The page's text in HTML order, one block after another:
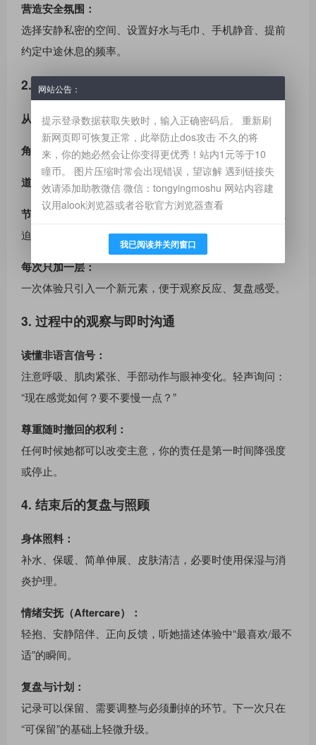
营造安全氛围：
选择安静私密的空间、设置好水与毛巾、手机静音、提前
约定中途休息的频率。
2. 从她的兴趣点温和试水
从最轻量的元素开始：
角色语言：轻度的称呼与指令，避免羞辱式内容。
道具替代：用柔软眼罩、丝巾进行感官遮蔽体验。
节奏控制：把“等待”“许可”“引导”做成情绪张力，而不是强
迫。
每次只加一层：
一次体验只引入一个新元素，便于观察反应、复盘感受。
3. 过程中的观察与即时沟通
读懂非语言信号：
注意呼吸、肌肉紧张、手部动作与眼神变化。轻声询问：
“现在感觉如何？要不要慢一点？”
尊重随时撤回的权利：
任何时候她都可以改变主意，你的责任是第一时间降强度
或停止。
4. 结束后的复盘与照顾
身体照料：
补水、保暖、简单伸展、皮肤清洁，必要时使用保湿与消
炎护理。
情绪安抚（Aftercare）：
轻抱、安静陪伴、正向反馈，听她描述体验中“最喜欢/最不
适”的瞬间。
复盘与计划：
记录可以保留、需要调整与必须删掉的环节。下一次只在
“可保留”的基础上轻微升级。
网站公告：
提示登录数据获取失败时，输入正确密码后。 重新刷
新网页即可恢复正常，此举防止dos攻击 不久的将
来，你的她必然会让你变得更优秀！站内1元等于10
瞳币。 图片压缩时常会出现错误，望谅解 遇到链接失
效请添加助教微信 微信：tongyingmoshu 网站内容建
议用alook浏览器或者谷歌官方浏览器查看
我已阅读并关闭窗口